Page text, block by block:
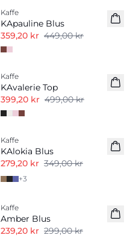
Kaffe
KApauline Blus
359,20 kr 449,00 kr
-20%
Kaffe
KAvalerie Top
399,20 kr 499,00 kr
-20%
Kaffe
KAlokia Blus
279,20 kr 349,00 kr
+3
Kaffe
Amber Blus
239,20 kr 299,00 kr